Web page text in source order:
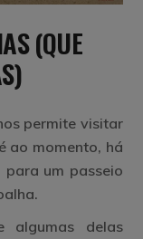
(QUE
permite visitar
ao momento, há
para um passeio
algumas delas